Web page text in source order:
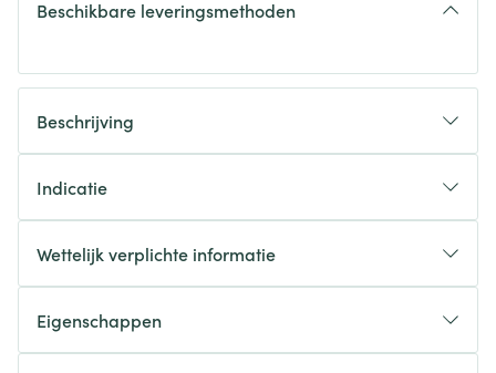
Beschikbare leveringsmethoden
Beschrijving
Indicatie
Wettelijk verplichte informatie
Eigenschappen